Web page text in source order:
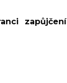
zapůjčení